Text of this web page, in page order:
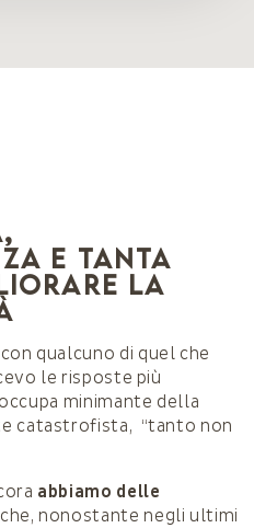
e tanta
la
qualcuno di quel che
le risposte più
minimante della
catastrofista, “tanto non
abbiamo delle
nonostante negli ultimi